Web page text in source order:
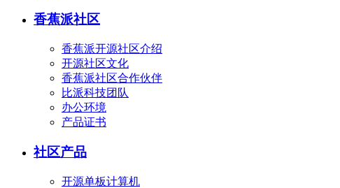
香蕉派社区
香蕉派开源社区介绍
开源社区文化
香蕉派社区合作伙伴
比派科技团队
办公环境
产品证书
社区产品
开源单板计算机